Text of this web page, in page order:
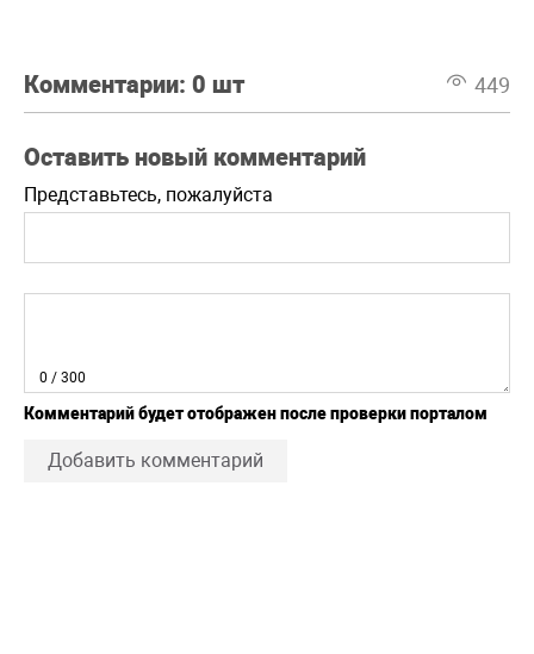
Комментарии: 0 шт 449
Оставить новый комментарий
Представьтесь, пожалуйста
0 / 300
Комментарий будет отображен после проверки порталом
Добавить комментарий